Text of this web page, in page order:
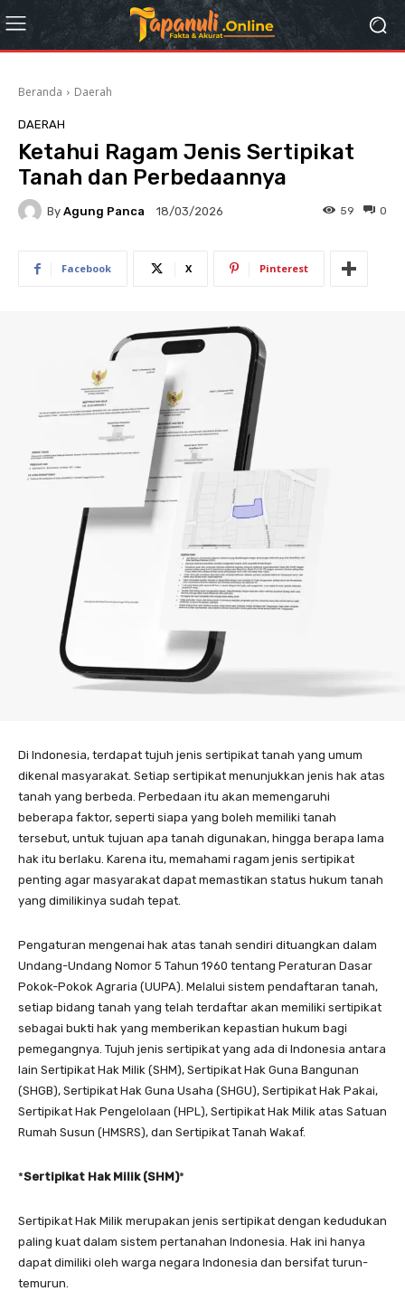
Beranda Daerah
DAERAH
Ketahui Ragam Jenis Sertipikat
Tanah dan Perbedaannya
By Agung Panca 18/03/2026 0
59
Facebook X Pinterest
Di Indonesia, terdapat tujuh jenis sertipikat tanah yang umum
dikenal masyarakat. Setiap sertipikat menunjukkan jenis hak atas
tanah yang berbeda. Perbedaan itu akan memengaruhi
beberapa faktor, seperti siapa yang boleh memiliki tanah
tersebut, untuk tujuan apa tanah digunakan, hingga berapa lama
hak itu berlaku. Karena itu, memahami ragam jenis sertipikat
penting agar masyarakat dapat memastikan status hukum tanah
yang dimilikinya sudah tepat.
Pengaturan mengenai hak atas tanah sendiri dituangkan dalam
Undang-Undang Nomor 5 Tahun 1960 tentang Peraturan Dasar
Pokok-Pokok Agraria (UUPA). Melalui sistem pendaftaran tanah,
setiap bidang tanah yang telah terdaftar akan memiliki sertipikat
sebagai bukti hak yang memberikan kepastian hukum bagi
pemegangnya. Tujuh jenis sertipikat yang ada di Indonesia antara
lain Sertipikat Hak Milik (SHM), Sertipikat Hak Guna Bangunan
(SHGB), Sertipikat Hak Guna Usaha (SHGU), Sertipikat Hak Pakai,
Sertipikat Hak Pengelolaan (HPL), Sertipikat Hak Milik atas Satuan
Rumah Susun (HMSRS), dan Sertipikat Tanah Wakaf.
*Sertipikat Hak Milik (SHM)*
Sertipikat Hak Milik merupakan jenis sertipikat dengan kedudukan
paling kuat dalam sistem pertanahan Indonesia. Hak ini hanya
dapat dimiliki oleh warga negara Indonesia dan bersifat turun-
temurun.